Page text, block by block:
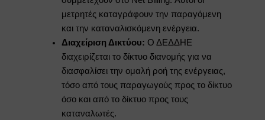
μετρητές καταγράφουν την παραγόμενη
και την καταναλισκόμενη ενέργεια.
Διαχείριση Δικτύου: Ο ΔΕΔΔΗΕ
διαχειρίζεται το δίκτυο διανομής για να
διασφαλίσει την ομαλή ροή της ενέργειας,
τόσο από τους παραγωγούς προς το δίκτυο
όσο και από το δίκτυο προς τους
καταναλωτές.